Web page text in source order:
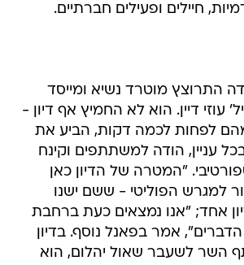
חיילים ופעילים חברתיים.
התרוצץ מוטרד נשיא ומייסד
עוזי דיין. הוא לא החמיץ אף דיון -
לפחות לכמה דקות, הביע את
עניין, הודה למשתתפים וקינח
"המטרה של הדיון כאן
למגרש הפוליטי - ששם ישנו
אחד; "אנו נמצאים כעת ברחבת
הדברים", אמר בפאנל נוסף. בדיון
השר לשעבר שאול יהלום, הוא